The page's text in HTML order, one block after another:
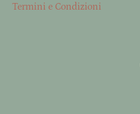
Termini e Condizioni